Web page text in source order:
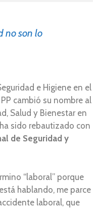
no son lo
e Higiene en el
cambió su nombre al
Salud y Bienestar en
sido rebautizado con
de Seguridad y
“laboral” porque
hablando, me parce
laboral, que